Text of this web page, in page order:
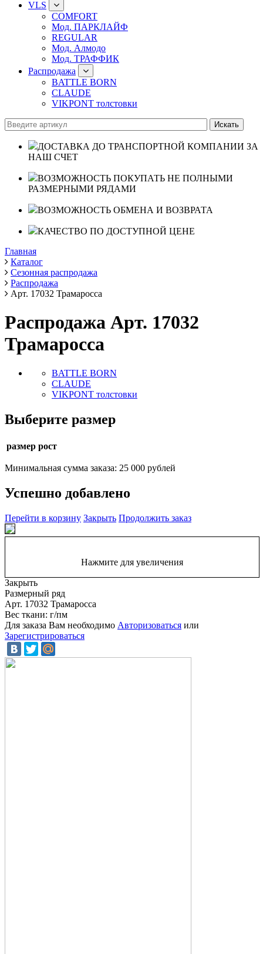
VLS
COMFORT
Мод. ПАРКЛАЙФ
REGULAR
Мод. Алмодо
Мод. ТРАФФИК
Распродажа
BATTLE BORN
CLAUDE
VIKPONT толстовки
ДОСТАВКА ДО ТРАНСПОРТНОЙ КОМПАНИИ ЗА
НАШ СЧЕТ
ВОЗМОЖНОСТЬ ПОКУПАТЬ НЕ ПОЛНЫМИ
РАЗМЕРНЫМИ РЯДАМИ
ВОЗМОЖНОСТЬ ОБМЕНА И ВОЗВРАТА
КАЧЕСТВО ПО ДОСТУПНОЙ ЦЕНЕ
Главная
Каталог
Сезонная распродажа
Распродажа
Арт. 17032 Трамаросса
Распродажа Арт. 17032
Трамаросса
BATTLE BORN
CLAUDE
VIKPONT толстовки
Выберите размер
размер рост
Минимальная сумма заказа: 25 000 рублей
Успешно добавлено
Перейти в корзину Закрыть Продолжить заказ
Нажмите для увеличения
Закрыть
Размерный ряд
Арт. 17032 Трамаросса
Вес ткани: г/пм
Для заказа Вам необходимо Авторизоваться или
Зарегистрироваться